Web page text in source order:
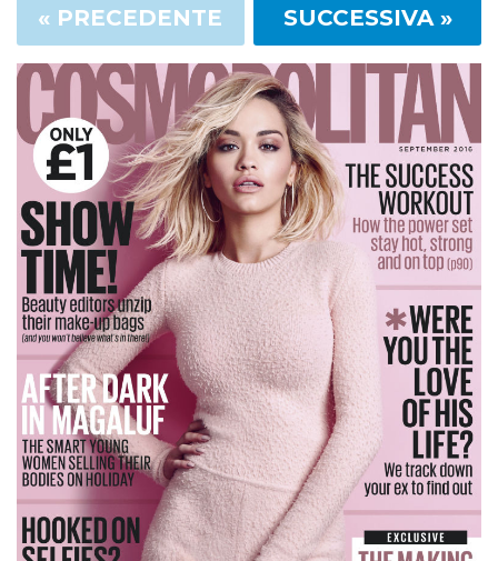
« PRECEDENTE SUCCESSIVA »